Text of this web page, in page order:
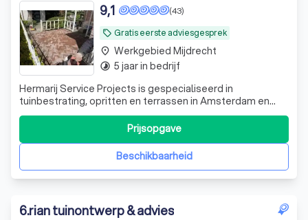
local_offer Gratis eerste adviesgesprek
(43)
9,1
Hermarij Service Projects is gespecialiseerd in
tuinbestrating, opritten en terrassen in Amsterdam en
omgeving. Professionele aanleg, correcte onderbouw en
strak resultaat metduidelijke offerte vooraf
Beschikbaarheid
Prijsopgave
place Werkgebied Mijdrecht
timelapse 5 jaar in bedrijf
6.rian tuinontwerp & advies